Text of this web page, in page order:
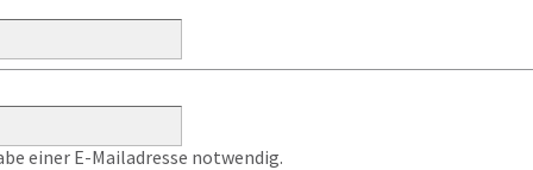
einer E-Mailadresse notwendig.